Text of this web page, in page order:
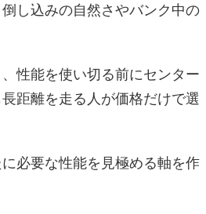
し込みの自然さやバンク中の
性能を使い切る前にセンター
距離を走る人が価格だけで選
必要な性能を見極める軸を作